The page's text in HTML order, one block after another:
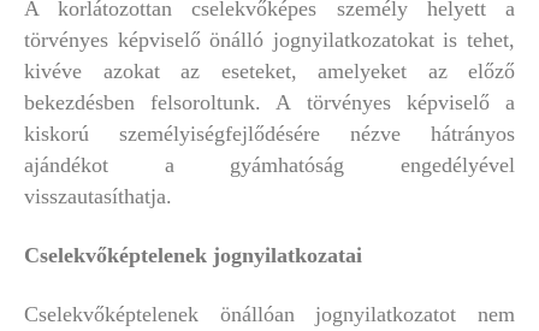
A korlátozottan cselekvőképes személy helyett a
törvényes képviselő önálló jognyilatkozatokat is tehet,
kivéve azokat az eseteket, amelyeket az előző
bekezdésben felsoroltunk. A törvényes képviselő a
kiskorú személyiségfejlődésére nézve hátrányos
ajándékot a gyámhatóság engedélyével
visszautasíthatja.
Cselekvőképtelenek jognyilatkozatai
Cselekvőképtelenek önállóan jognyilatkozatot nem